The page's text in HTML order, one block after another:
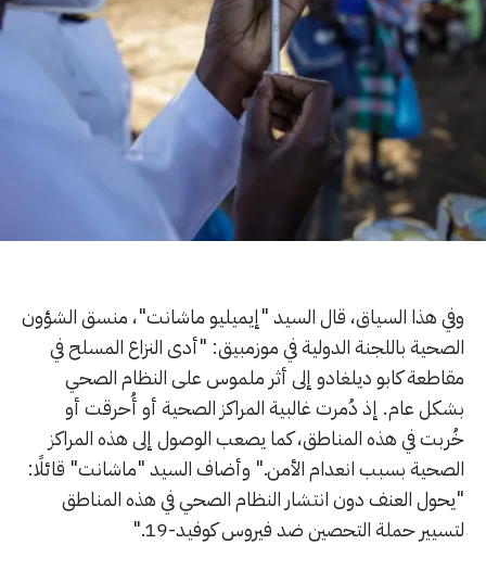
وفي هذا السياق، قال السيد "إيميليو ماشانت"، منسق الشؤون
الصحية باللجنة الدولية في موزمبيق: "أدى النزاع المسلح في
مقاطعة كابو ديلغادو إلى أثر ملموس على النظام الصحي
بشكل عام. إذ دُمرت غالبية المراكز الصحية أو أُحرقت أو
خُربت في هذه المناطق، كما يصعب الوصول إلى هذه المراكز
الصحية بسبب انعدام الأمن." وأضاف السيد "ماشانت" قائلًا:
"يحول العنف دون انتشار النظام الصحي في هذه المناطق
لتسيير حملة التحصين ضد فيروس كوفيد-19."